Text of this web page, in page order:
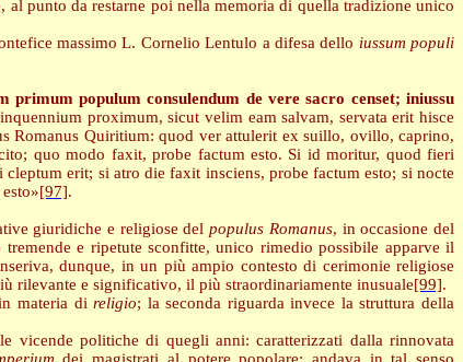
punto da restarne poi nella memoria di quella tradizione unico
massimo L. Cornelio Lentulo a difesa dello iussum populi
populum consulendum de vere sacro censet; iniussu
proximum, sicut velim eam salvam, servata erit hisce
Romanus Quiritium: quod ver attulerit ex suillo, ovillo, caprino,
quo modo faxit, probe factum esto. Si id moritur, quod fieri
erit; si atro die faxit insciens, probe factum esto; si nocte
[97].
giuridiche e religiose delpopulus Romanus, in occasione del
e ripetute sconfitte, unico rimedio possibile apparve il
dunque, in un più ampio contesto di cerimonie religiose
rilevante e significativo, il più straordinariamente inusuale[99].
in materia direligio; la seconda riguarda invece la struttura della
vicende politiche di quegli anni: caratterizzati dalla rinnovata